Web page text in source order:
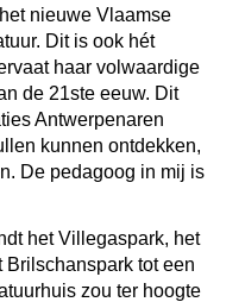
nieuwe Vlaamse
Dit is ook hét
haar volwaardige
de 21ste eeuw. Dit
Antwerpenaren
kunnen ontdekken,
De pedagoog in mij is
het Villegaspark, het
tot een
zou ter hoogte